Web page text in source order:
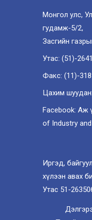
Монгол улс,
гудамж-5/2,
Засгийн
Утас: (51)-
Факс: (11)-
Цахим шуудан:
Facebook: Аж
of Industry
Иргэд,
хүлээн авах
Утас 51-